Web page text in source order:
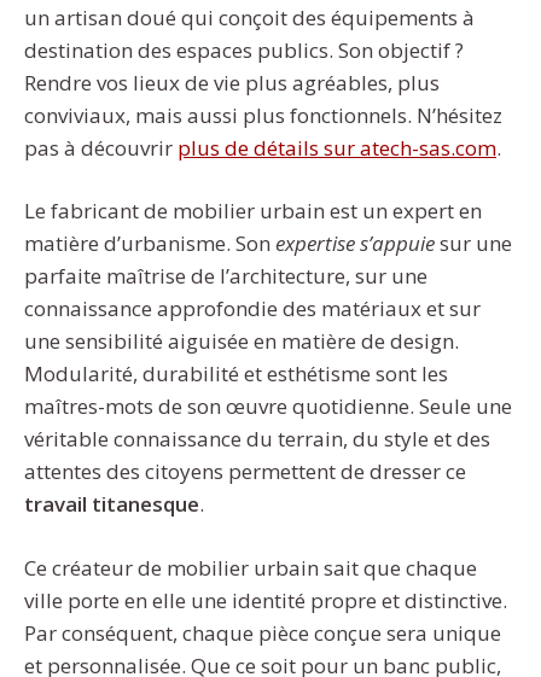
un artisan doué qui conçoit des équipements à
destination des espaces publics. Son objectif ?
Rendre vos lieux de vie plus agréables, plus
conviviaux, mais aussi plus fonctionnels. N’hésitez
pas à découvrir plus de détails sur atech-sas.com.
Le fabricant de mobilier urbain est un expert en
matière d’urbanisme. Son expertise s’appuiesur une
parfaite maîtrise de l’architecture, sur une
connaissance approfondie des matériaux et sur
une sensibilité aiguisée en matière de design.
Modularité, durabilité et esthétisme sont les
maîtres-mots de son œuvre quotidienne. Seule une
véritable connaissance du terrain, du style et des
attentes des citoyens permettent de dresser ce
travail titanesque.
Ce créateur de mobilier urbain sait que chaque
ville porte en elle une identité propre et distinctive.
Par conséquent, chaque pièce conçue sera unique
et personnalisée. Que ce soit pour un banc public,